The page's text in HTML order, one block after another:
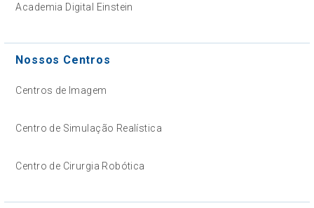
Academia Digital Einstein
Nossos Centros
Centros de Imagem
Centro de Simulação Realística
Centro de Cirurgia Robótica